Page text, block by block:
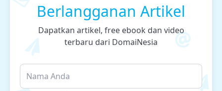
Berlangganan Artikel
Dapatkan artikel, free ebook dan video
terbaru dari DomaiNesia